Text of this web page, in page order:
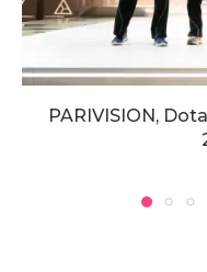
PARIVISION,